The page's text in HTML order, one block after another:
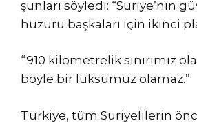
şunları söyledi: “Suriye’nin
huzuru başkaları için ikinci
“910 kilometrelik sınırımız
böyle bir lüksümüz olamaz.”
Türkiye, tüm Suriyelilerin